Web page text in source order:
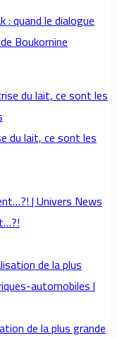
: quand le dialogue
Boukornine
du lait, ce sont les
de la plus grande